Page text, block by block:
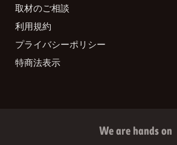
取材のご相談
利用規約
プライバシーポリシー
特商法表示
We are hands on